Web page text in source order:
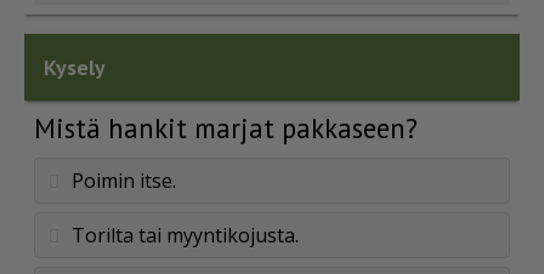
Kysely
Mistä hankit marjat pakkaseen?
Poimin itse.
Torilta tai myyntikojusta.